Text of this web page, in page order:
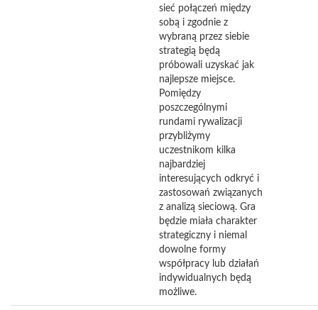
sieć połączeń między
sobą i zgodnie z
wybraną przez siebie
strategią będą
próbowali uzyskać jak
najlepsze miejsce.
Pomiędzy
poszczególnymi
rundami rywalizacji
przybliżymy
uczestnikom kilka
najbardziej
interesujących odkryć i
zastosowań związanych
z analizą sieciową. Gra
będzie miała charakter
strategiczny i niemal
dowolne formy
współpracy lub działań
indywidualnych będą
możliwe.